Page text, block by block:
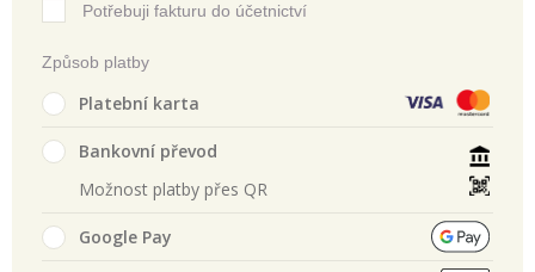
Potřebuji fakturu do účetnictví
Způsob platby
Platební karta
Bankovní převod
Možnost platby přes QR
Google Pay